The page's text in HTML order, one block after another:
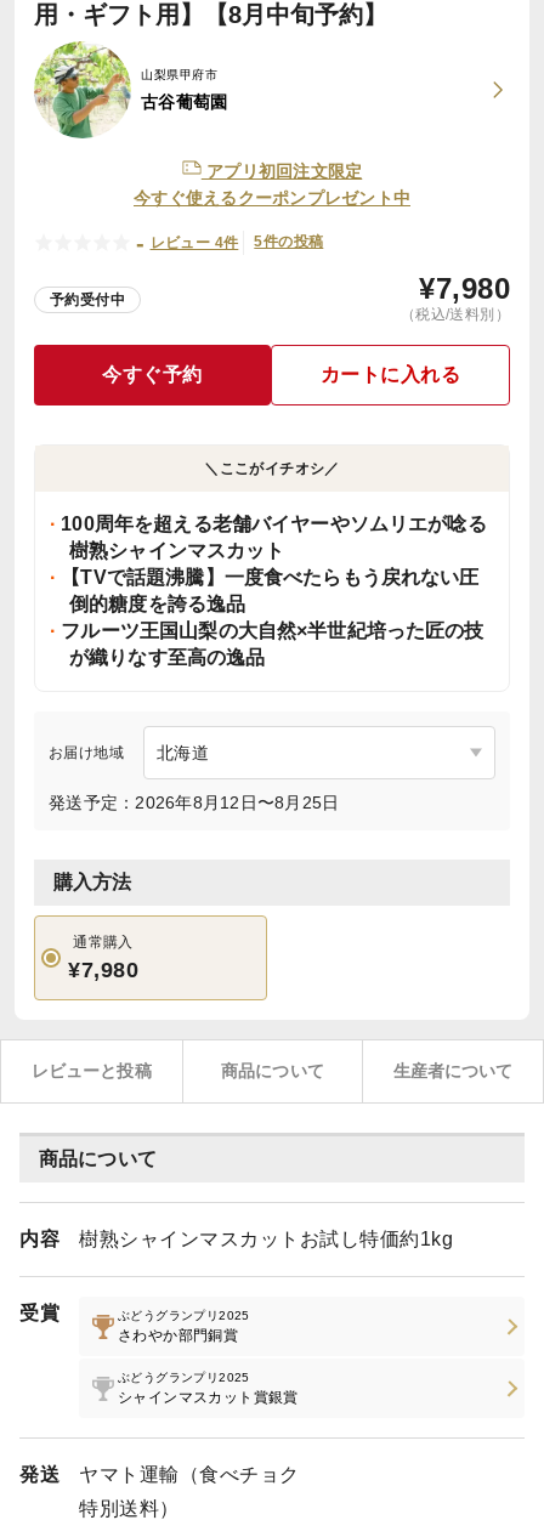
用・ギフト用】【8月中旬予約】
山梨県甲府市
古谷葡萄園
アプリ初回注文限定
今すぐ使えるクーポンプレゼント中
- レビュー 4件 5件の投稿
予約受付中 ¥7,980
（税込/送料別）
今すぐ予約 カートに入れる
＼ここがイチオシ／
100周年を超える老舗バイヤーやソムリエが唸る
樹熟シャインマスカット
【TVで話題沸騰】一度食べたらもう戻れない圧
倒的糖度を誇る逸品
フルーツ王国山梨の大自然×半世紀培った匠の技
が織りなす至高の逸品
お届け地域
発送予定：2026年8月12日〜8月25日
購入方法
通常購入
¥7,980
レビューと投稿 商品について 生産者について
商品について
内容 樹熟シャインマスカットお試し特価約1kg
受賞 ぶどうグランプリ2025
さわやか部門銅賞
ぶどうグランプリ2025
シャインマスカット賞銀賞
発送
ヤマト運輸（食べチョク
特別送料）